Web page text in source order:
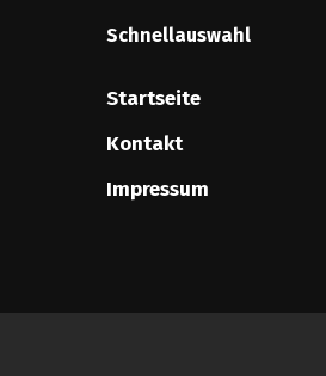
Schnellauswahl
Startseite
Kontakt
Impressum